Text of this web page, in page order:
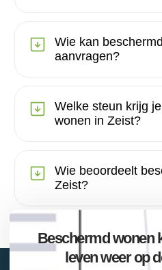
Wie kan
aanvragen?
Welke steun krijg
wonen in Zeist?
Wie beoordeelt
Zeist?
Beschermd wonen
leven weer op